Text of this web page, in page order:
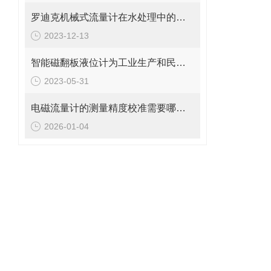
罗迪克机械式流量计在水处理中的应用
2023-12-13
智能磁翻板液位计为工业生产和民用生活提供了重要的保障
2023-05-31
电磁流量计的测量精度校准需要哪些工具和设备?
2026-01-04